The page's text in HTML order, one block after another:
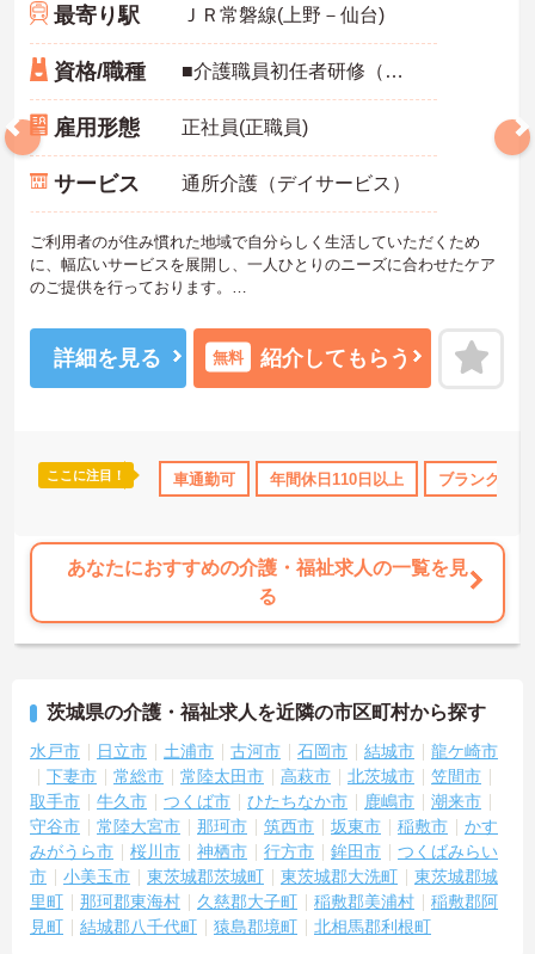
最寄り駅 ＪＲ常磐線(上野－仙台)
資格/職種 ■介護職員初任者研修（ヘルパー2級）以上、介護福祉士 いずれか
雇用形態 正社員(正職員)
サービス 通所介護（デイサービス）
ご利用者のが住み慣れた地域で自分らしく生活していただくため
に、幅広いサービスを展開し、一人ひとりのニーズに合わせたケア
のご提供を行っております。
た、研修制度や資格取得支援制度があり、スキルアップを見込めま
す。
ご興味のある方には、面接対策ポイントなど、さらに詳細をお話し
詳細を見る 無料 紹介してもらう
ここに注目！ 車通勤可 年間休日110日以上 ブランクOK
あなたにおすすめの介護・福祉求人の一覧を見
る
茨城県の介護・福祉求人を近隣の市区町村から探す
水戸市 日立市 土浦市 古河市 石岡市 結城市
龍ケ崎市
下妻市
常総市 常陸太田市 高萩市 北茨城市
笠間市
取手市
牛久市 つくば市 ひたちなか市 鹿嶋市
潮来市
守谷市
常陸大宮市 那珂市 筑西市 坂東市 稲敷市
かす
みがうら市
桜川市 神栖市 行方市 鉾田市
つくばみらい
市
小美玉市 東茨城郡茨城町 東茨城郡大洗町
東茨城郡城
里町
那珂郡東海村 久慈郡大子町 稲敷郡美浦村
稲敷郡阿
見町
結城郡八千代町 猿島郡境町 北相馬郡利根町